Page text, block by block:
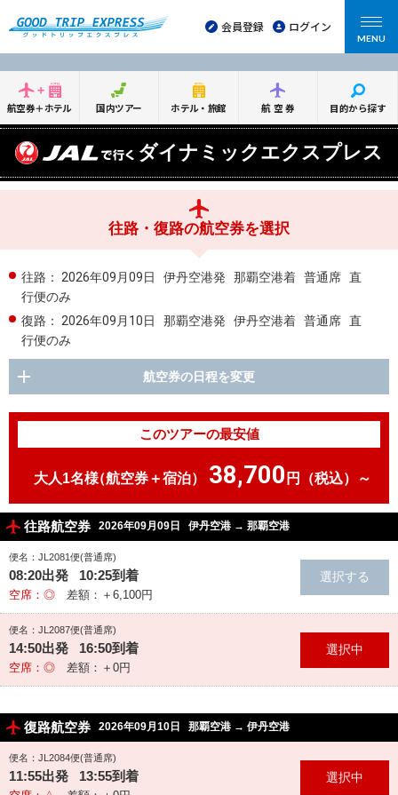
会員登録 ログイン
MENU
航空券＋ホテル 国内ツアー ホテル・旅館 航空券 目的から探す
ダイナミックエクスプレス
往路・復路の航空券を選択
往路： 2026年09月09日 伊丹空港発 那覇空港着 普通席 直
行便のみ
復路：
2026年09月10日 那覇空港発 伊丹空港着 普通席 直
行便のみ
航空券の日程を変更
このツアーの最安値
大人1名様（航空券＋宿泊） 38,700 円（税込）～
往路航空券 2026年09月09日 伊丹空港 → 那覇空港
便名：JL2081便(普通席)
08:20出発 10:25到着
空席：◎ 差額：＋6,100円
便名：JL2087便(普通席)
14:50出発 16:50到着
空席：◎ 差額：＋0円
復路航空券 2026年09月10日 那覇空港 → 伊丹空港
便名：JL2084便(普通席)
11:55出発 13:55到着